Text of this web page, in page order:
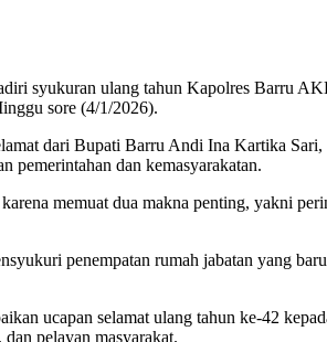
syukuran ulang tahun Kapolres Barru
sore (4/1/2026).
dari Bupati Barru Andi Ina Kartika
pemerintahan dan kemasyarakatan.
memuat dua makna penting, yakni
penempatan rumah jabatan yang
ucapan selamat ulang tahun ke-42
pelayan masyarakat.